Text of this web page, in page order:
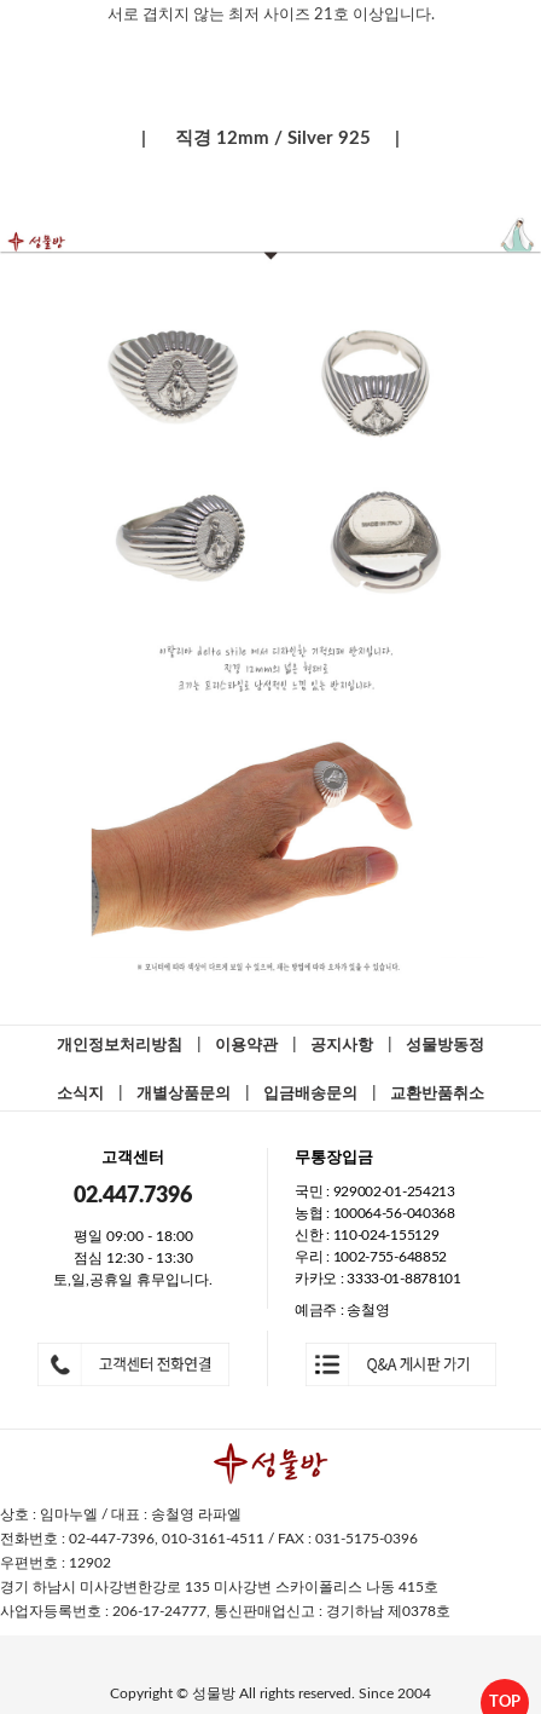
TOP
서로 겹치지 않는 최저 사이즈 21호 이상입니다.
| 직경 12mm / Silver 925 |
개인정보처리방침 이용약관 공지사항 성물방동정
소식지 개별상품문의 입금배송문의 교환반품취소
고객센터
02.447.7396
평일 09:00 - 18:00
점심 12:30 - 13:30
토,일,공휴일 휴무입니다.
무통장입금
국민 : 929002-01-254213
농협 : 100064-56-040368
신한 : 110-024-155129
우리 : 1002-755-648852
카카오 : 3333-01-8878101
예금주 : 송철영
상호 : 임마누엘 / 대표 : 송철영 라파엘
전화번호 : 02-447-7396, 010-3161-4511 / FAX : 031-5175-0396
우편번호 : 12902
경기 하남시 미사강변한강로 135 미사강변 스카이폴리스 나동 415호
사업자등록번호 : 206-17-24777, 통신판매업신고 : 경기하남 제0378호
Copyright © 성물방 All rights reserved. Since 2004